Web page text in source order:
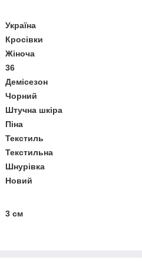
Україна
Кросівки
Жіноча
36
Демісезон
Чорний
Штучна шкіра
Піна
Текстиль
Текстильна
Шнурівка
Новий
3 см